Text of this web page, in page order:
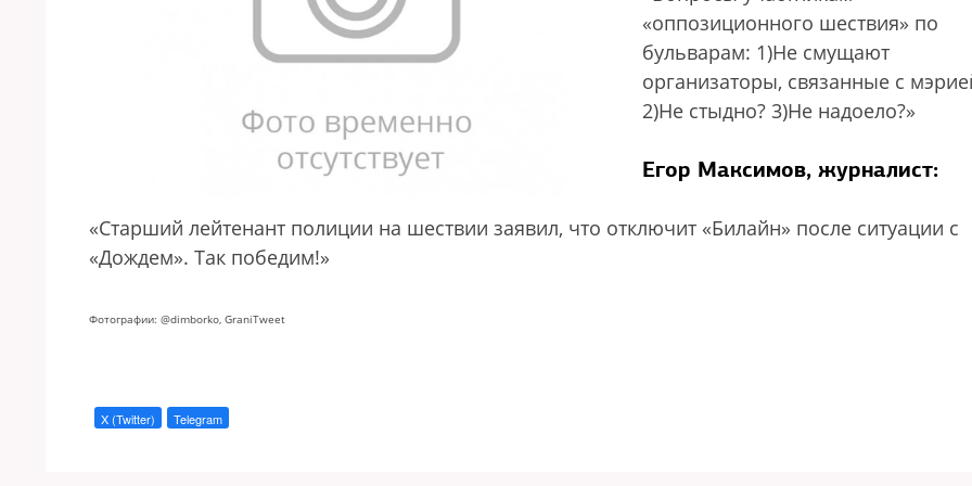
«оппозиционного шествия» по
бульварам: 1)Не смущают
организаторы, связанные с
2)Не стыдно? 3)Не надоело?»
Егор Максимов, журналист:
«Старший лейтенант полиции на шествии заявил, что отключит «Билайн» после ситуации с
«Дождем». Так победим!»
Фотографии: @dimborko, GraniTweet
X (Twitter) Telegram